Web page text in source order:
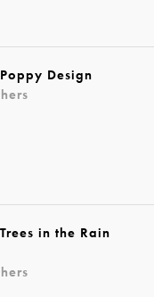
Design
in the Rain